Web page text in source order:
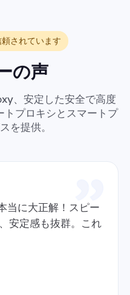
されています
の声
、安定した安全で高度
トプロキシとスマートプ
を提供。
当に大正解！スピー
安定感も抜群。これ